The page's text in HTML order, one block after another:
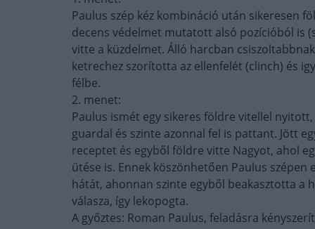
Paulus szép kéz kombináció után sikeresen
decens védelmet mutatott alsó pozícióból is
vitte a küzdelmet. Álló harcban
ketrechez szorította az ellenfelét (clinch) és
félbe.
2. menet:
Paulus ismét egy sikeres földre vitellel
guardal és szinte azonnal fel is pattant. Jött
receptet és egyből földre vitte Nagyot, ahol
ütése is. Ennek köszönhetően Paulus
hátát, ahonnan szinte egyből beakasztotta a
válasza, így lekopogta.
A győztes: Roman Paulus, feladásra